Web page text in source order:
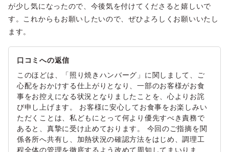
が少し気になったので、今後気を付けてくださると嬉しいで
す。これからもお願いしたいので、ぜひよろしくお願いいたし
ます。
口コミへの返信
このほどは、「照り焼きハンバーグ」に関しまして、ご
心配をおかけする仕上がりとなり、一部のお客様がお食
事をお控えになる状況となりましたことを、心よりお詫
び申し上げます。 お客様に安心してお食事をお楽しみい
ただくことは、私どもにとって何より優先すべき責務で
あると、真摯に受け止めております。 今回のご指摘を関
係各所へ共有し、加熱状況の確認方法をはじめ、調理工
程全体の管理を徹底するよう改めて周知してまいりま